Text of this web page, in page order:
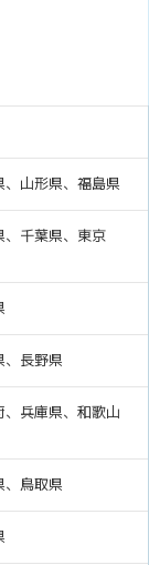
山形県、福島県
千葉県、東京
、長野県
兵庫県、和歌山
、鳥取県